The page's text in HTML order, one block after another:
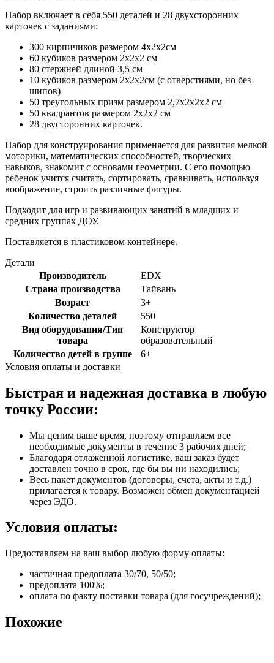
Набор включает в себя 550 деталей и 28 двухсторонних
карточек с заданиями:
300 кирпичиков размером 4х2х2см
60 кубиков размером 2х2х2 см
80 стержней длиной 3,5 см
10 кубиков размером 2х2х2см (с отверстиями, но без
шипов)
50 треугольных призм размером 2,7х2х2х2 см
50 квадрантов размером 2х2х2 см
28 двусторонних карточек.
Набор для конструирования применяется для развития мелкой
моторики, математических способностей, творческих
навыков, знакомит с основами геометрии. С его помощью
ребенок учится считать, сортировать, сравнивать, используя
воображение, строить различные фигуры.
Подходит для игр и развивающих занятий в младших и
средних группах ДОУ.
Поставляется в пластиковом контейнере.
Детали
Производитель
EDX
Страна производства
Тайвань
Возраст
3+
Количество деталей
550
Вид оборудования/Тип
товара
Конструктор
образовательный
Количество детей в группе
6+
Условия оплаты и доставки
Быстрая и надежная доставка в любую
точку России:
Мы ценим ваше время, поэтому отправляем все
необходимые документы в течение 3 рабочих дней;
Благодаря отлаженной логистике, ваш заказ будет
доставлен точно в срок, где бы вы ни находились;
Весь пакет документов (договоры, счета, акты и т.д.)
прилагается к товару. Возможен обмен документацией
через ЭДО.
Условия оплаты:
Предоставляем на ваш выбор любую форму оплаты:
частичная предоплата 30/70, 50/50;
предоплата 100%;
оплата по факту поставки товара (для госучреждений);
Похожие